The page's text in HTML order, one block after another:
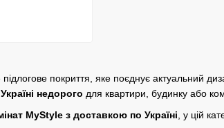
покриття, яке поєднує актуальний
недорого для квартири, будинку або
MyStyle з доставкою по Україні , у цій